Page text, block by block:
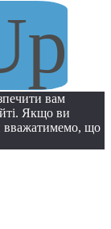
вам
Якщо ви
вважатимемо, що